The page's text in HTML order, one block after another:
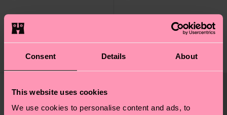
Consent Details About
This website uses cookies
We use cookies to personalise content and ads, to
Aries Sock
14 €
FAIBLE STOCK
Capricorn Sock
FAIBLE STOCK